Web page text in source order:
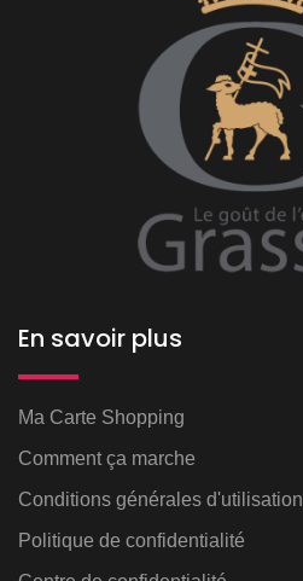
En savoir plus
Ma Carte Shopping
Comment ça marche
Conditions générales d'utilisation
Politique de confidentialité